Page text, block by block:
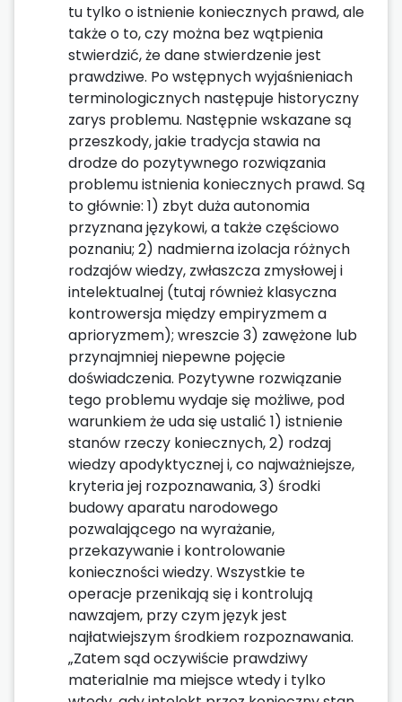
tu tylko o istnienie koniecznych prawd, ale
także o to, czy można bez wątpienia
stwierdzić, że dane stwierdzenie jest
prawdziwe. Po wstępnych wyjaśnieniach
terminologicznych następuje historyczny
zarys problemu. Następnie wskazane są
przeszkody, jakie tradycja stawia na
drodze do pozytywnego rozwiązania
problemu istnienia koniecznych prawd. Są
to głównie: 1) zbyt duża autonomia
przyznana językowi, a także częściowo
poznaniu; 2) nadmierna izolacja różnych
rodzajów wiedzy, zwłaszcza zmysłowej i
intelektualnej (tutaj również klasyczna
kontrowersja między empiryzmem a
aprioryzmem); wreszcie 3) zawężone lub
przynajmniej niepewne pojęcie
doświadczenia. Pozytywne rozwiązanie
tego problemu wydaje się możliwe, pod
warunkiem że uda się ustalić 1) istnienie
stanów rzeczy koniecznych, 2) rodzaj
wiedzy apodyktycznej i, co najważniejsze,
kryteria jej rozpoznawania, 3) środki
budowy aparatu narodowego
pozwalającego na wyrażanie,
przekazywanie i kontrolowanie
konieczności wiedzy. Wszystkie te
operacje przenikają się i kontrolują
nawzajem, przy czym język jest
najłatwiejszym środkiem rozpoznawania.
„Zatem sąd oczywiście prawdziwy
materialnie ma miejsce wtedy i tylko